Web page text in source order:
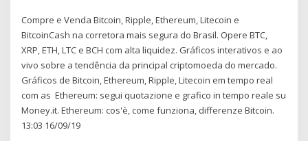
Compre e Venda Bitcoin, Ripple, Ethereum, Litecoin e
BitcoinCash na corretora mais segura do Brasil. Opere BTC,
XRP, ETH, LTC e BCH com alta liquidez. Gráficos interativos e ao
vivo sobre a tendência da principal criptomoeda do mercado.
Gráficos de Bitcoin, Ethereum, Ripple, Litecoin em tempo real
com as Ethereum: segui quotazione e grafico in tempo reale su
Money.it. Ethereum: cos'è, come funziona, differenze Bitcoin.
13:03 16/09/19